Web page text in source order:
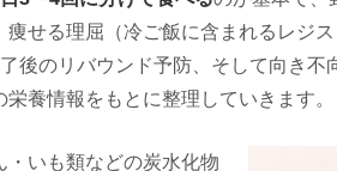
せる理屈（冷ご飯に含まれるレジ
後のリバウンド予防、そして向き
養情報をもとに整理していきます。
・いも類などの炭水化物